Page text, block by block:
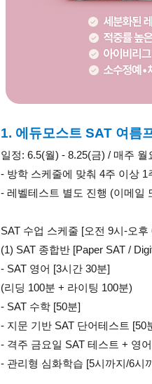
1. 에듀모스트 SAT 여름
일정: 6.5(월) - 8.25(금) / 매주 월
- 방학 스케줄에 맞춰 4주 이상 1
- 레벨테스트 별도 진행 (이메일
SAT 수업 스케줄 [오전 9시-오후
(1) SAT 종합반 [Paper SAT /
- SAT 영어 [3시간 30분]
(리딩 100분 + 라이팅 100분)
- SAT 수학 [50분]
- 지문 기반 SAT 단어테스트 [50
- 격주 금요일 SAT 테스트 + 영
- 관리형 심화학습 [5시까지/6시